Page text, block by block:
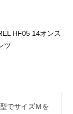
HF05 14オンス
ツ
でサイズＭを